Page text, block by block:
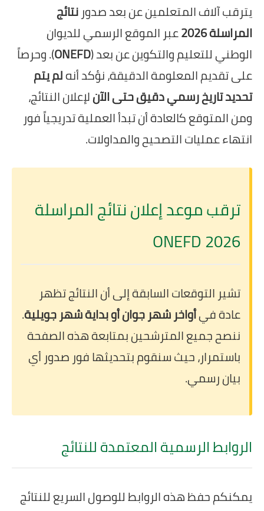
يترقب آلاف المتعلمين عن بعد صدورنتائج
المراسلة 2026
عبر الموقع الرسمي للديوان
الوطني للتعليم والتكوين عن بعد (ONEFD). وحرصاً
على تقديم المعلومة الدقيقة، نؤكد أنهلم يتم
تحديد تاريخ رسمي دقيق حتى الآنلإعلان النتائج،
ومن المتوقع كالعادة أن تبدأ العملية تدريجياً فور
انتهاء عمليات التصحيح والمداولات.
ترقب موعد إعلان نتائج المراسلة
2026 ONEFD
تشير التوقعات السابقة إلى أن النتائج تظهر
عادة فيأواخر شهر جوان أو بداية شهر جويلية.
ننصح جميع المترشحين بمتابعة هذه الصفحة
باستمرار، حيث سنقوم بتحديثها فور صدور أي
بيان رسمي.
الروابط الرسمية المعتمدة للنتائج
يمكنكم حفظ هذه الروابط للوصول السريع للنتائج